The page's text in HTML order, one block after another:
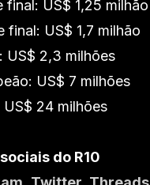
final: US$ 1,25 milhão
final: US$ 1,7 milhão
US$ 2,3 milhões
US$ 7 milhões
US$ 24 milhões
do R10